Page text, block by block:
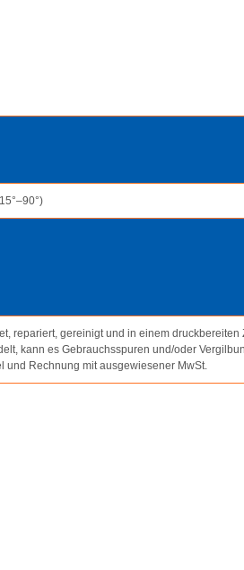
repariert, gereinigt und in einem druckbereiten
kann es Gebrauchsspuren und/oder
und Rechnung mit ausgewiesener MwSt.